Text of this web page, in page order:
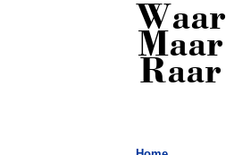
Waar
Maar
Raar